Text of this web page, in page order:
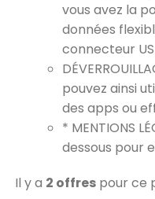
vous avez la
données
connecteur
pouvez ainsi
des apps ou
* MENTIONS
dessous pour
Il y a 2 offres pour ce